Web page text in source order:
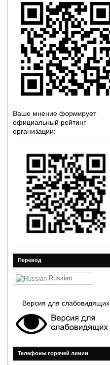
Ваше мнение формирует
официальный рейтинг
организации:
Перевод
Russian
Версия для слабовидящих
Телефоны горячей линии